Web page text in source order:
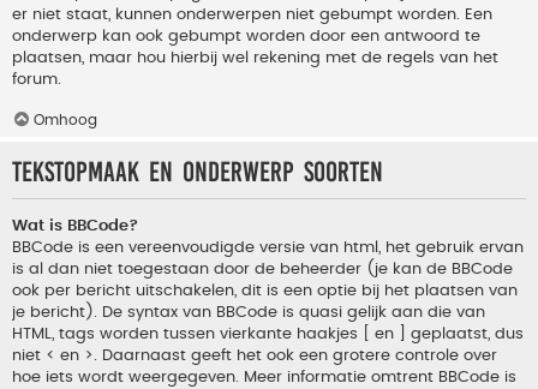
er niet staat, kunnen onderwerpen niet gebumpt worden. Een
onderwerp kan ook gebumpt worden door een antwoord te
plaatsen, maar hou hierbij wel rekening met de regels van het
forum.
Omhoog
Tekstopmaak en onderwerp soorten
Wat is BBCode?
BBCode is een vereenvoudigde versie van html, het gebruik ervan
is al dan niet toegestaan door de beheerder (je kan de BBCode
ook per bericht uitschakelen, dit is een optie bij het plaatsen van
je bericht). De syntax van BBCode is quasi gelijk aan die van
HTML, tags worden tussen vierkante haakjes [ en ] geplaatst, dus
niet < en >. Daarnaast geeft het ook een grotere controle over
hoe iets wordt weergegeven. Meer informatie omtrent BBCode is